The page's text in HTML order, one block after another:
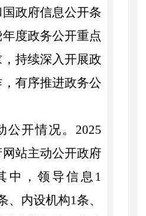
国政府信息公开条
度政务公开重点
持续深入开展政
有序推进政务公
公开情况。 2025
站主动公开政府
中，领导信息 1
、内设机构1条、